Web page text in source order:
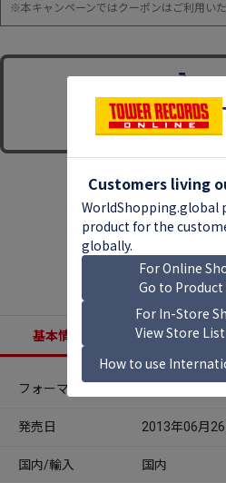
※本キャンペーンではクーポンはご利用いた
基本情報 収録内容
フォーマット
発売日 2013年06月26
国内/輸入 国内